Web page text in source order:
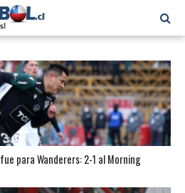
para Wanderers: 2-1 al Morning